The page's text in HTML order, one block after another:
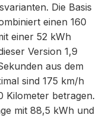
Die Basis
einen 160
einer 52 kWh
Version 1,9
aus dem
sind 175 km/h
Kilometer betragen.
mit 88,5 kWh und